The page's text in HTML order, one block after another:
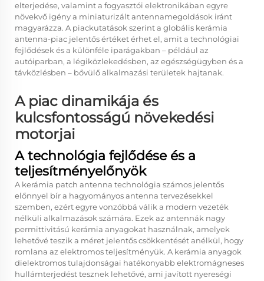
elterjedése, valamint a fogyasztói elektronikában egyre
növekvő igény a miniaturizált antennamegoldások iránt
magyarázza. A piackutatások szerint a globális kerámia
antenna-piac jelentős értéket érhet el, amit a technológiai
fejlődések és a különféle iparágakban – például az
autóiparban, a légiközlekedésben, az egészségügyben és a
távközlésben – bővülő alkalmazási területek hajtanak.
A piac dinamikája és
kulcsfontosságú növekedési
motorjai
A technológia fejlődése és a
teljesítményelőnyök
A kerámia patch antenna technológia számos jelentős
előnnyel bír a hagyományos antenna tervezésekkel
szemben, ezért egyre vonzóbbá válik a modern vezeték
nélküli alkalmazások számára. Ezek az antennák nagy
permittivitású kerámia anyagokat használnak, amelyek
lehetővé teszik a méret jelentős csökkentését anélkül, hogy
romlana az elektromos teljesítményük. A kerámia anyagok
dielektromos tulajdonságai hatékonyabb elektromágneses
hullámterjedést tesznek lehetővé, ami javított nyereségi